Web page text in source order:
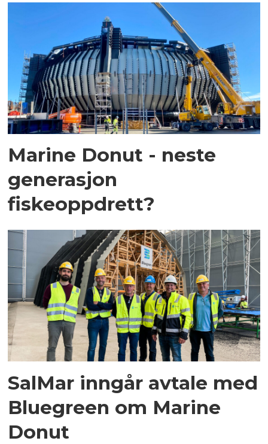
Marine Donut - neste
generasjon
fiskeoppdrett?
SalMar inngår avtale med
Bluegreen om Marine
Donut